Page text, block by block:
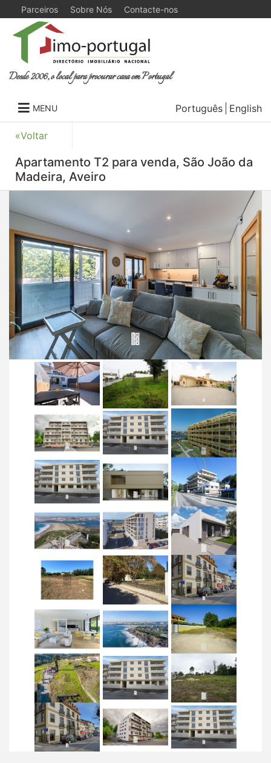
Parceiros Sobre Nós Contacte-nos
Desde 2006, o local para procurar casa em Portugal
MENU Português English
«Voltar
Apartamento T2 para venda, São João da
Madeira, Aveiro